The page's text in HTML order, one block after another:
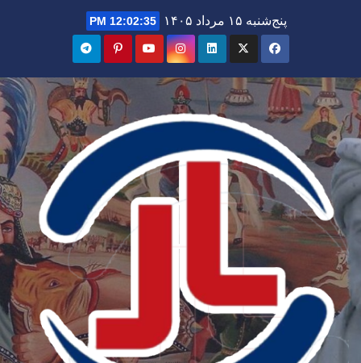
پنج‌شنبه ۱۵ مرداد ۱۴۰۵ 12:02:37 PM